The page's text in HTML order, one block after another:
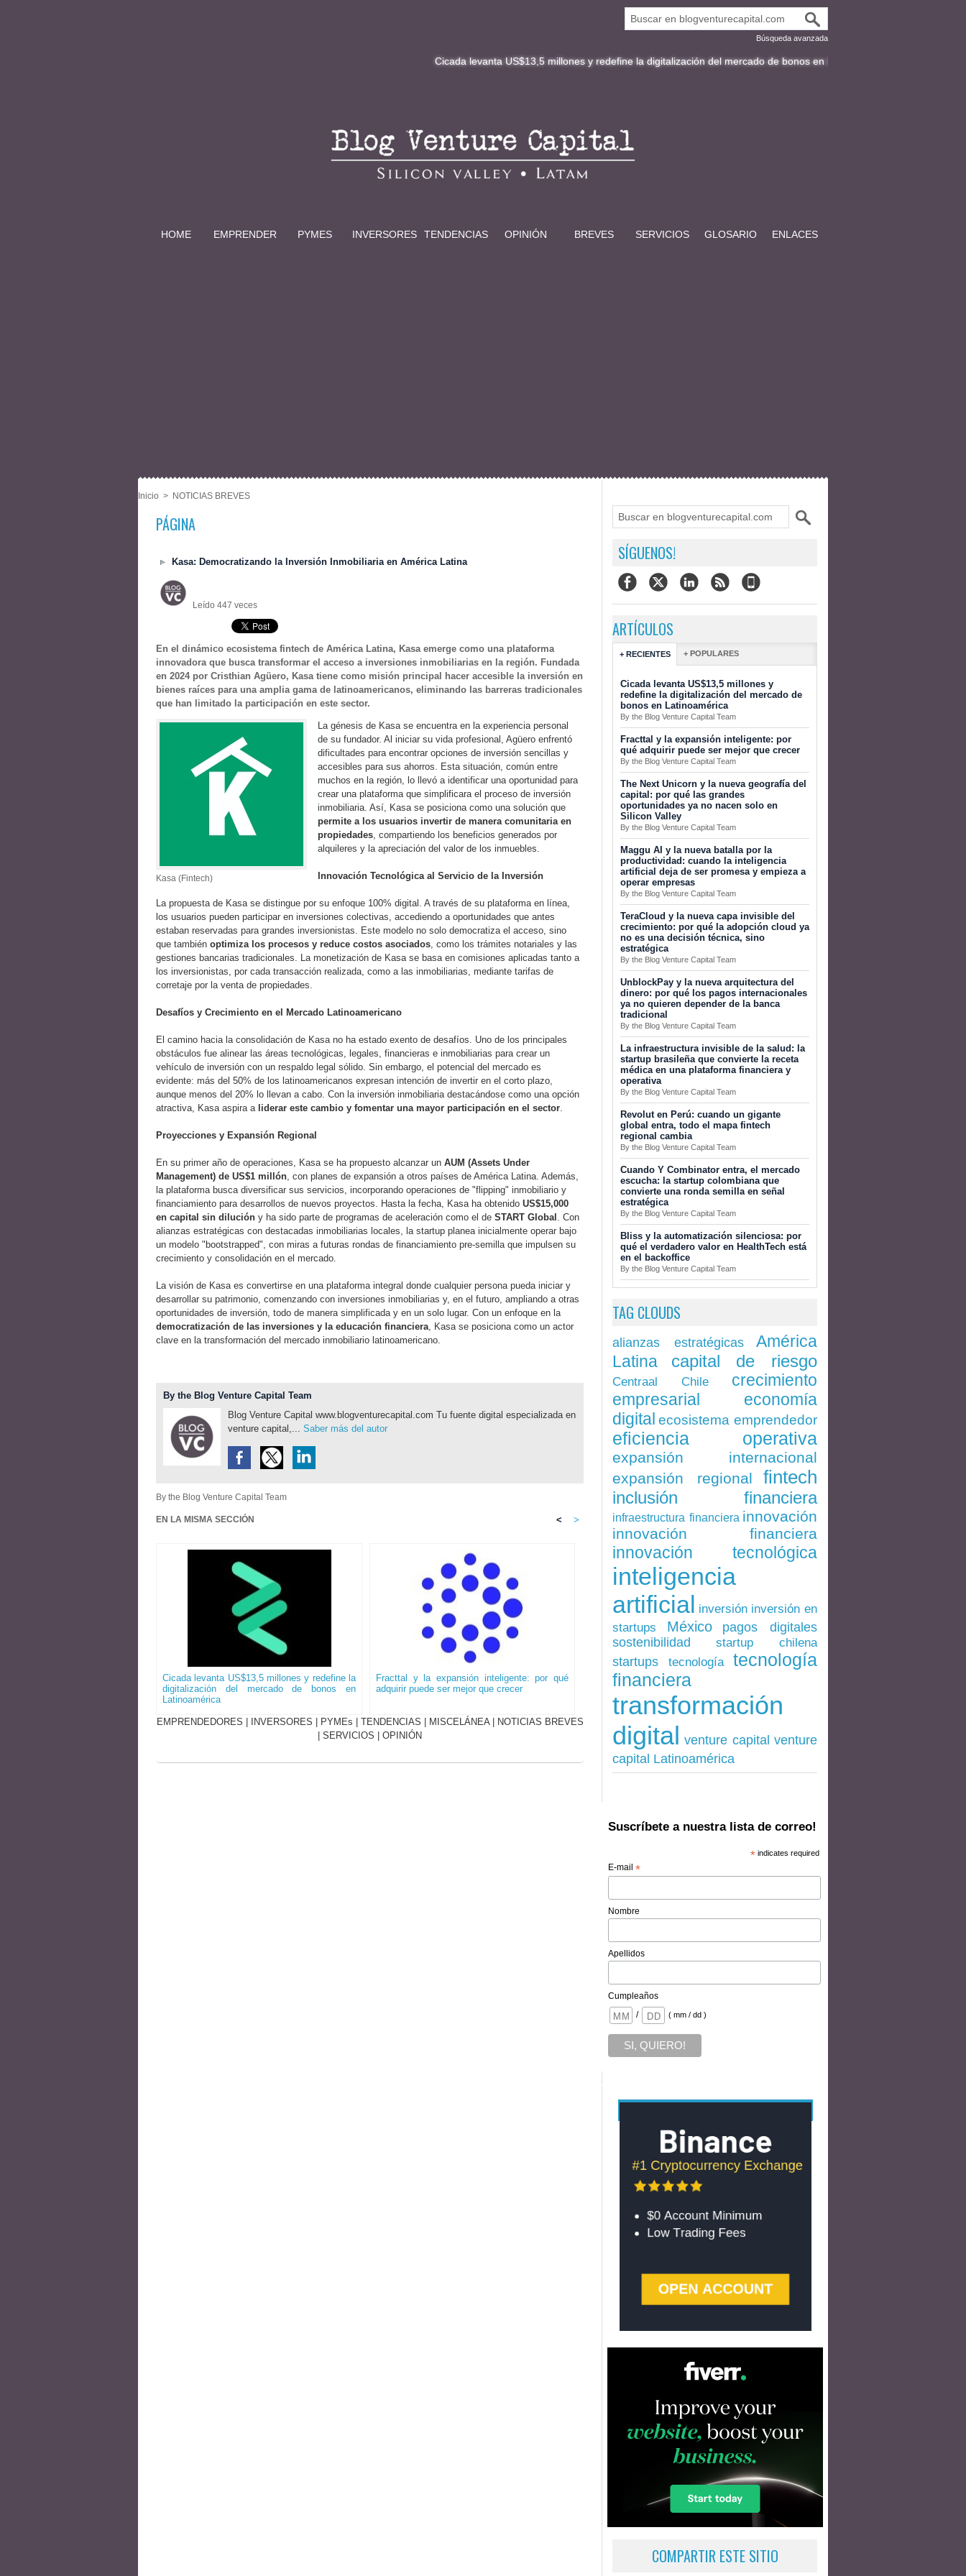
Búsqueda avanzada
Cicada levanta US$13,5 millones y redefine la digitalización del mercado de bonos en Latinoamérica
HOME EMPRENDER PYMES INVERSORES TENDENCIAS OPINIÓN BREVES SERVICIOS GLOSARIO ENLACES
Inicio > NOTICIAS BREVES
PÁGINA
Kasa: Democratizando la Inversión Inmobiliaria en América Latina
Leído 447 veces
En el dinámico ecosistema fintech de América Latina, Kasa emerge como una plataforma
innovadora que busca transformar el acceso a inversiones inmobiliarias en la región. Fundada
en 2024 por Cristhian Agüero, Kasa tiene como misión principal hacer accesible la inversión en
bienes raíces para una amplia gama de latinoamericanos, eliminando las barreras tradicionales
que han limitado la participación en este sector.
Kasa (Fintech)
La génesis de Kasa se encuentra en la experiencia personal
de su fundador. Al iniciar su vida profesional, Agüero enfrentó
dificultades para encontrar opciones de inversión sencillas y
accesibles para sus ahorros. Esta situación, común entre
muchos en la región, lo llevó a identificar una oportunidad para
crear una plataforma que simplificara el proceso de inversión
inmobiliaria. Así, Kasa se posiciona como una solución que
permite a los usuarios invertir de manera comunitaria en
propiedades, compartiendo los beneficios generados por
alquileres y la apreciación del valor de los inmuebles.
Innovación Tecnológica al Servicio de la Inversión
La propuesta de Kasa se distingue por su enfoque 100% digital. A través de su plataforma en línea,
los usuarios pueden participar en inversiones colectivas, accediendo a oportunidades que antes
estaban reservadas para grandes inversionistas. Este modelo no solo democratiza el acceso, sino
que también optimiza los procesos y reduce costos asociados, como los trámites notariales y las
gestiones bancarias tradicionales. La monetización de Kasa se basa en comisiones aplicadas tanto a
los inversionistas, por cada transacción realizada, como a las inmobiliarias, mediante tarifas de
corretaje por la venta de propiedades.
Desafíos y Crecimiento en el Mercado Latinoamericano
El camino hacia la consolidación de Kasa no ha estado exento de desafíos. Uno de los principales
obstáculos fue alinear las áreas tecnológicas, legales, financieras e inmobiliarias para crear un
vehículo de inversión con un respaldo legal sólido. Sin embargo, el potencial del mercado es
evidente: más del 50% de los latinoamericanos expresan intención de invertir en el corto plazo,
aunque menos del 20% lo llevan a cabo. Con la inversión inmobiliaria destacándose como una opción
atractiva, Kasa aspira a liderar este cambio y fomentar una mayor participación en el sector.
Proyecciones y Expansión Regional
En su primer año de operaciones, Kasa se ha propuesto alcanzar un AUM (Assets Under
Management) de US$1 millón, con planes de expansión a otros países de América Latina. Además,
la plataforma busca diversificar sus servicios, incorporando operaciones de "flipping" inmobiliario y
financiamiento para desarrollos de nuevos proyectos. Hasta la fecha, Kasa ha obtenido US$15,000
en capital sin dilución y ha sido parte de programas de aceleración como el de START Global . Con
alianzas estratégicas con destacadas inmobiliarias locales, la startup planea inicialmente operar bajo
un modelo "bootstrapped", con miras a futuras rondas de financiamiento pre-semilla que impulsen su
crecimiento y consolidación en el mercado.
La visión de Kasa es convertirse en una plataforma integral donde cualquier persona pueda iniciar y
desarrollar su patrimonio, comenzando con inversiones inmobiliarias y, en el futuro, ampliando a otras
oportunidades de inversión, todo de manera simplificada y en un solo lugar. Con un enfoque en la
democratización de las inversiones y la educación financiera, Kasa se posiciona como un actor
clave en la transformación del mercado inmobiliario latinoamericano.
By the Blog Venture Capital Team
Blog Venture Capital www.blogventurecapital.com Tu fuente digital especializada en
venture capital,... Saber más del autor
By the Blog Venture Capital Team
EN LA MISMA SECCIÓN < >
Cicada levanta US$13,5 millones y redefine la
digitalización del mercado de bonos en
Latinoamérica
Fracttal y la expansión inteligente: por qué
adquirir puede ser mejor que crecer
EMPRENDEDORES INVERSORES PYMEs TENDENCIAS MISCELÁNEA
NOTICIAS BREVES
SERVICIOS OPINIÓN
SÍGUENOS!
ARTÍCULOS
+ RECIENTES + POPULARES
Cicada levanta US$13,5 millones y
redefine la digitalización del mercado de
bonos en Latinoamérica
By the Blog Venture Capital Team
Fracttal y la expansión inteligente: por
qué adquirir puede ser mejor que crecer
By the Blog Venture Capital Team
The Next Unicorn y la nueva geografía del
capital: por qué las grandes
oportunidades ya no nacen solo en
Silicon Valley
By the Blog Venture Capital Team
Maggu AI y la nueva batalla por la
productividad: cuando la inteligencia
artificial deja de ser promesa y empieza a
operar empresas
By the Blog Venture Capital Team
TeraCloud y la nueva capa invisible del
crecimiento: por qué la adopción cloud ya
no es una decisión técnica, sino
estratégica
By the Blog Venture Capital Team
UnblockPay y la nueva arquitectura del
dinero: por qué los pagos internacionales
ya no quieren depender de la banca
tradicional
By the Blog Venture Capital Team
La infraestructura invisible de la salud: la
startup brasileña que convierte la receta
médica en una plataforma financiera y
operativa
By the Blog Venture Capital Team
Revolut en Perú: cuando un gigante
global entra, todo el mapa fintech
regional cambia
By the Blog Venture Capital Team
Cuando Y Combinator entra, el mercado
escucha: la startup colombiana que
convierte una ronda semilla en señal
estratégica
By the Blog Venture Capital Team
Bliss y la automatización silenciosa: por
qué el verdadero valor en HealthTech está
en el backoffice
By the Blog Venture Capital Team
TAG CLOUDS
alianzas estratégicas
América
Latina
capital de riesgo
Centraal Chile
crecimiento
empresarial
economía
digital ecosistema emprendedor
eficiencia operativa
expansión internacional
expansión regional
fintech
inclusión financiera
infraestructura financiera innovación
innovación financiera
innovación tecnológica
inteligencia
artificial inversión inversión en
startups
México pagos digitales
sostenibilidad startup chilena
startups tecnología
tecnología
financiera
transformación
digital venture capital venture
capital Latinoamérica
Suscríbete a nuestra lista de correo!
*indicates required
E-mail*
Nombre
Apellidos
Cumpleaños
/
( mm / dd )
COMPARTIR ESTE SITIO